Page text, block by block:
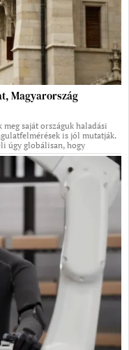
Magyarország
saját országuk haladási
is jól mutatják.
úgy globálisan, hogy